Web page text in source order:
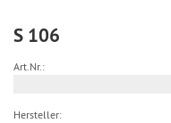
S 106
Art.Nr.:
Hersteller: